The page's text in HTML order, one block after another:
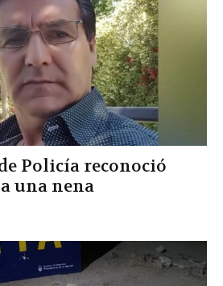
Policía reconoció
una nena